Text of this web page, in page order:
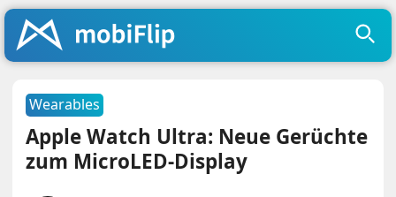
Wearables
Apple Watch Ultra: Neue Gerüchte
zum MicroLED-Display